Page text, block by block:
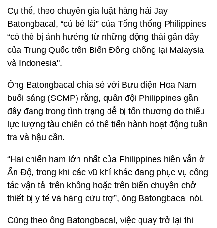
Cụ thể, theo chuyên gia luật hàng hải Jay
Batongbacal, “cú bẻ lái” của Tổng thống Philippines
“có thể bị ảnh hưởng từ những động thái gần đây
của Trung Quốc trên Biển Đông chống lại Malaysia
và Indonesia".
Ông Batongbacal chia sẻ với Bưu điện Hoa Nam
buổi sáng (SCMP) rằng, quân đội Philippines gần
đây đang trong tình trạng dễ bị tổn thương do thiếu
lực lượng tàu chiến có thể tiến hành hoạt động tuần
tra và hậu cần.
“Hai chiến hạm lớn nhất của Philippines hiện vẫn ở
Ấn Độ, trong khi các vũ khí khác đang phục vụ công
tác vận tải trên không hoặc trên biển chuyên chở
thiết bị y tế và hàng cứu trợ”, ông Batongbacal nói.
Cũng theo ông Batongbacal, việc quay trở lại thi